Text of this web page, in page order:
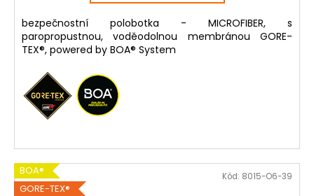
bezpečnostní polobotka - MICROFIBER, s
paropropustnou, voděodolnou membránou GORE-
TEX®, powered by BOA® System
BOA®
GORE-TEX®
Kód: 8015-O6-39